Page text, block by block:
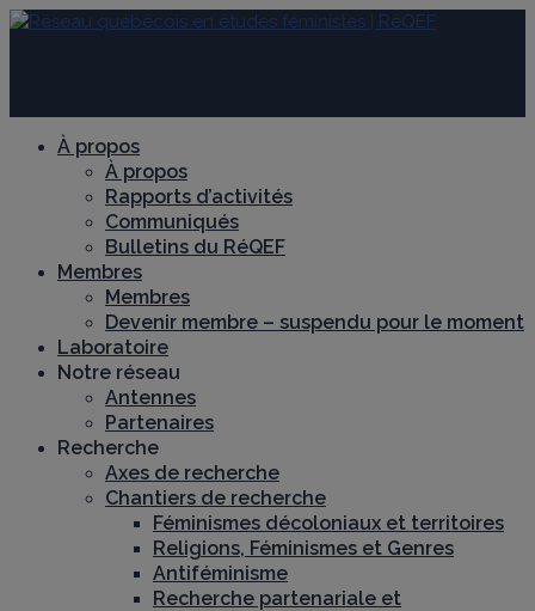
À propos
À propos
Rapports d’activités
Communiqués
Bulletins du RéQEF
Membres
Membres
Devenir membre – suspendu pour le moment
Laboratoire
Notre réseau
Antennes
Partenaires
Recherche
Axes de recherche
Chantiers de recherche
Féminismes décoloniaux et territoires
Religions, Féminismes et Genres
Antiféminisme
Recherche partenariale et